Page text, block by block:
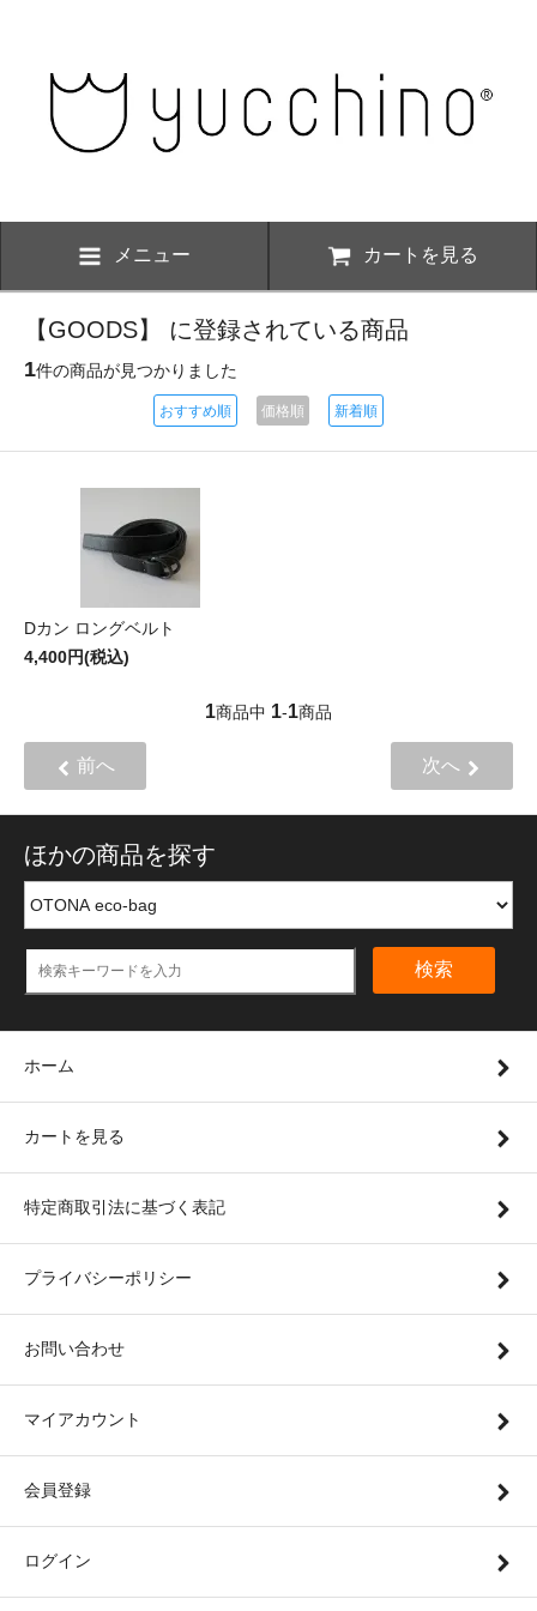
メニュー カートを見る
【GOODS】 に登録されている商品
1件の商品が見つかりました
おすすめ順 価格順 新着順
Dカン ロングベルト
4,400円(税込)
1商品中 1-1商品
前へ 次へ
ほかの商品を探す
検索
ホーム
カートを見る
特定商取引法に基づく表記
プライバシーポリシー
お問い合わせ
マイアカウント
会員登録
ログイン